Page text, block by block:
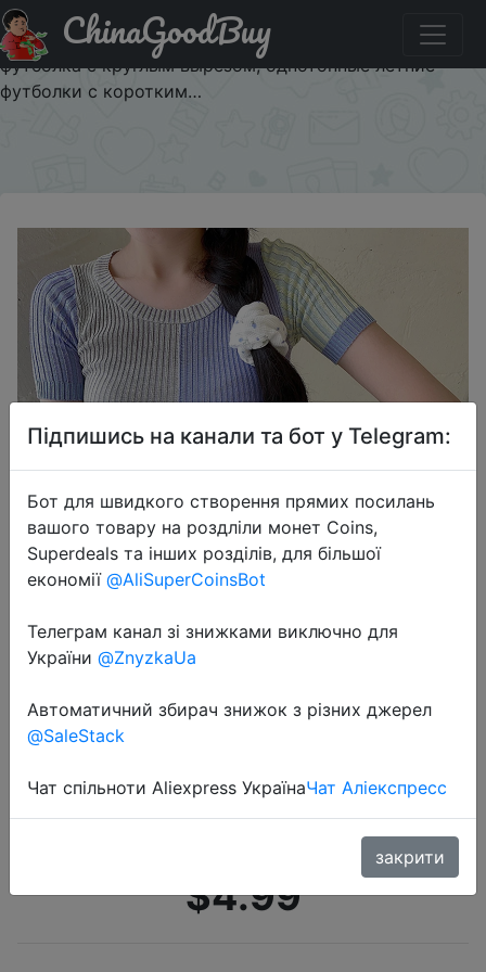
Придбати по акціи Футболки Itoolin, женская
трикотажная футболка в стиле пэчворк, женская
футболка с круглым вырезом, однотонные летние
футболки с коротким…
ChinaGoodBuy
2022-05-08
трикотажная футболка в стиле
пэчворк, женская футболка с
круглым вырезом, однотонные
летние футболки с коротким…
$4.99
Підпишись на канали та бот у Telegram:
Бот для швидкого створення прямих посилань
вашого товару на роздліли монет Coins,
Superdeals та інших розділів, для більшої
економії @AliSuperCoinsBot
Телеграм канал зі знижками виключно для
України @ZnyzkaUa
Автоматичний збирач знижок з різних джерел
@SaleStack
Чат спільноти Aliexpress УкраїнаЧат Аліекспресс
закрити